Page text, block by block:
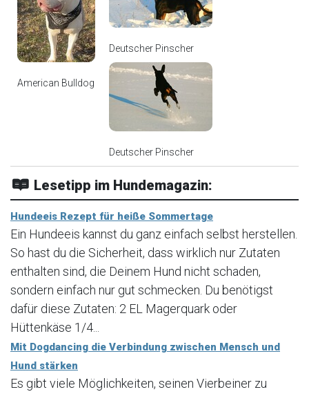
American Bulldog
Deutscher Pinscher
Deutscher Pinscher
Lesetipp im Hundemagazin:
Hundeeis Rezept für heiße Sommertage
Ein Hundeeis kannst du ganz einfach selbst herstellen.
So hast du die Sicherheit, dass wirklich nur Zutaten
enthalten sind, die Deinem Hund nicht schaden,
sondern einfach nur gut schmecken. Du benötigst
dafür diese Zutaten: 2 EL Magerquark oder
Hüttenkäse 1/4...
Mit Dogdancing die Verbindung zwischen Mensch und
Hund stärken
Es gibt viele Möglichkeiten, seinen Vierbeiner zu